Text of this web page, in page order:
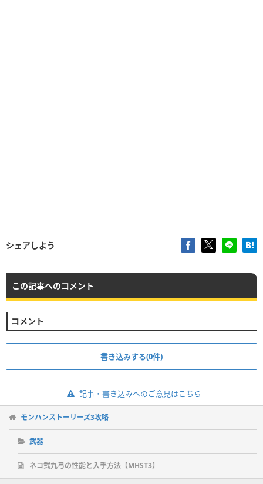
シェアしよう
この記事へのコメント
コメント
書き込みする(0件)
記事・書き込みへのご意見はこちら
モンハンストーリーズ3攻略
武器
ネコ弐九弓の性能と入手方法【MHST3】